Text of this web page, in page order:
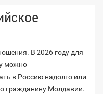
В 2026 году для
можно
в Россию надолго или
гражданину Молдавии.